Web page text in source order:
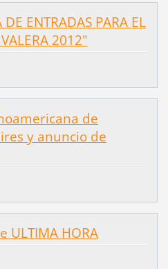
DE ENTRADAS PARA EL
2012"
de
y anuncio de
ULTIMA HORA